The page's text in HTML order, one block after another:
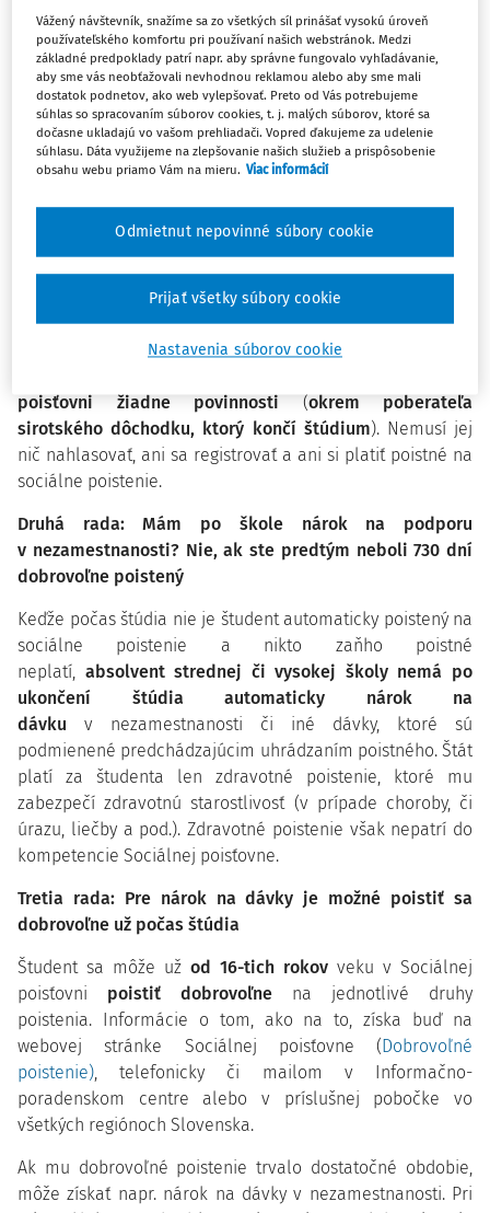
povinnosti voči Sociálnej poisťovni za nich bude plniť
ich zamestnávateľ. Ak začnú podnikať, povinné
poistenie im posúdi Sociálna poisťovňa až o rok – po
podaní daňového priznania za rok 2024. Ak idú pracovať
alebo študovať do zahraničia, Sociálnej poisťovni to
hlásiť nemusia. Ak sa tak sami rozhodnú, môžu si platiť
sociálne poistenie sami dobrovoľne.
Prvá rada: Po škole odchádzam do
zahraničia/neplánujem ešte pracovať – nič
neoznamujem
Ak si študent po škole plánuje užiť voľno, nepracovať,
cestovať doma či po svete alebo na dlhšiu dobu odísť
poisťovni žiadne povinnosti (okrem poberateľa
sirotského dôchodku, ktorý končí štúdium). Nemusí jej
nič nahlasovať, ani sa registrovať a ani si platiť poistné na
sociálne poistenie.
Druhá rada: Mám po škole nárok na podporu
v nezamestnanosti? Nie, ak ste predtým neboli 730 dní
dobrovoľne poistený
Keďže počas štúdia nie je študent automaticky poistený na
sociálne poistenie a nikto zaňho poistné
neplatí, absolvent strednej či vysokej školy nemá po
ukončení štúdia automaticky nárok na
dávku v nezamestnanosti či iné dávky, ktoré sú
podmienené predchádzajúcim uhrádzaním poistného. Štát
platí za študenta len zdravotné poistenie, ktoré mu
zabezpečí zdravotnú starostlivosť (v prípade choroby, či
úrazu, liečby a pod.). Zdravotné poistenie však nepatrí do
kompetencie Sociálnej poisťovne.
Tretia rada: Pre nárok na dávky je možné poistiť sa
dobrovoľne už počas štúdia
Študent sa môže už od 16-tich rokov veku v Sociálnej
poisťovni poistiť dobrovoľne na jednotlivé druhy
poistenia. Informácie o tom, ako na to, získa buď na
webovej stránke Sociálnej poisťovne (Dobrovoľné
poistenie), telefonicky či mailom v Informačno-
poradenskom centre alebo v príslušnej pobočke vo
všetkých regiónoch Slovenska.
Ak mu dobrovoľné poistenie trvalo dostatočné obdobie,
môže získať napr. nárok na dávky v nezamestnanosti. Pri
Vážený návštevník, snažíme sa zo všetkých síl prinášať vysokú úroveň
používateľského komfortu pri používaní našich webstránok. Medzi
základné predpoklady patrí napr. aby správne fungovalo vyhľadávanie,
aby sme vás neobťažovali nevhodnou reklamou alebo aby sme mali
dostatok podnetov, ako web vylepšovať. Preto od Vás potrebujeme
súhlas so spracovaním súborov cookies, t. j. malých súborov, ktoré sa
dočasne ukladajú vo vašom prehliadači. Vopred ďakujeme za udelenie
súhlasu. Dáta využijeme na zlepšovanie našich služieb a prispôsobenie
obsahu webu priamo Vám na mieru. Viac informácií
Nastavenia súborov cookie
Odmietnut nepovinné súbory cookie
Prijať všetky súbory cookie